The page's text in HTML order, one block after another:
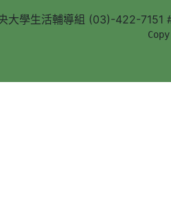
大學生活輔導組 (03)-422-7151